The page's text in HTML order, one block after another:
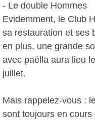
- Le double Hommes
Evidemment, le Club
sa restauration et ses
en plus, une grande
avec paëlla aura lieu
juillet.
Mais rappelez-vous :
sont toujours en